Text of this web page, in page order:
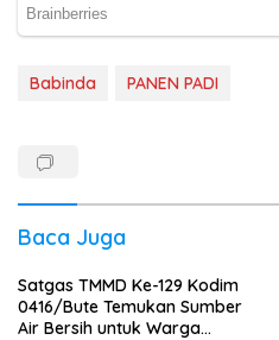
Babinda PANEN PADI
Baca Juga
Satgas TMMD Ke-129 Kodim
0416/Bute Temukan Sumber
Air Bersih untuk Warga